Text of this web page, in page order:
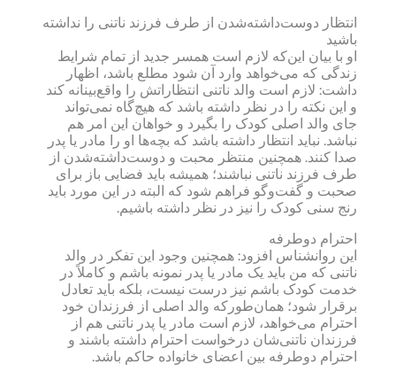
انتظار دوست‌داشته‌شدن از طرف فرزند ناتنی را نداشته
باشید
او با بیان این‌که لازم است همسر جدید از تمام شرایط
زندگی که می‌خواهد وارد آن شود مطلع باشد، اظهار
داشت: لازم است والد ناتنی انتظاراتش را واقع‌بینانه کند
و این نکته را در نظر داشته باشد که هیچ‌گاه نمی‌تواند
جای والد اصلی کودک را بگیرد و خواهان این امر هم
نباشد. نباید انتظار داشته باشد که بچه‌ها او را مادر یا پدر
صدا کنند. همچنین منتظر محبت و دوست‌داشته‌شدن از
طرف فرزند ناتنی نباشند؛ همیشه باید فضایی باز برای
صحبت و گفت‌وگو فراهم شود که البته در این مورد باید
رنج سنی کودک را نیز در نظر داشته باشیم.
احترام دوطرفه
این روانشناس افزود: همچنین وجود این تفکر در والد
ناتنی که من باید یک مادر یا پدر نمونه باشم و کاملاً در
خدمت کودک باشم نیز درست نیست، بلکه باید تعادل
برقرار شود؛ همان‌طورکه والد اصلی از فرزندان خود
احترام می‌خواهد، لازم است مادر یا پدر ناتنی هم از
فرزندان ناتنی‌شان درخواست احترام داشته باشند و
احترام دوطرفه بین اعضای خانواده حاکم باشد.